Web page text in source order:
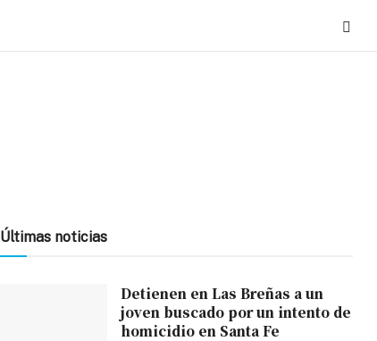
Últimas noticias
Detienen en Las Breñas a un
joven buscado por un intento de
homicidio en Santa Fe